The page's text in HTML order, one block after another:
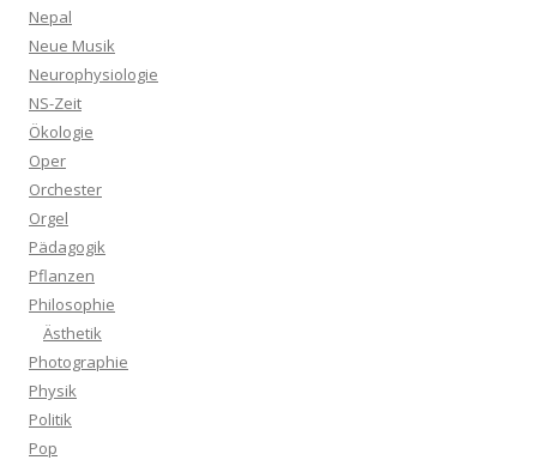
Nepal
Neue Musik
Neurophysiologie
NS-Zeit
Ökologie
Oper
Orchester
Orgel
Pädagogik
Pflanzen
Philosophie
Ästhetik
Photographie
Physik
Politik
Pop